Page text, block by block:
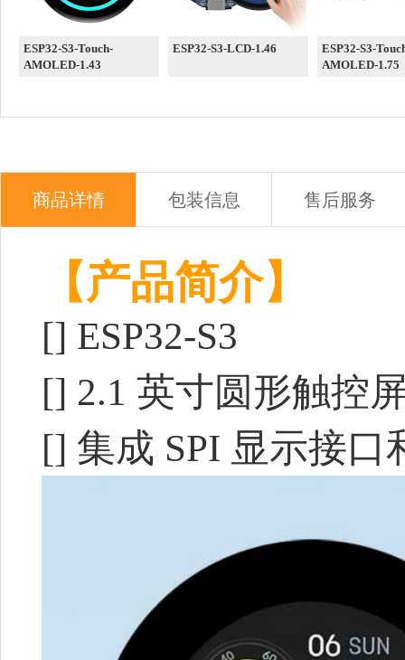
ESP32-S3-Touch-
AMOLED-1.43
ESP32-S3-LCD-1.46
ESP32-S3-
AMOLED-1.75
商品详情 包装信息 售后服务
【产品简介】
[] ESP32-S3
[] 2.1 英寸圆形触控
[] 集成 SPI 显示接